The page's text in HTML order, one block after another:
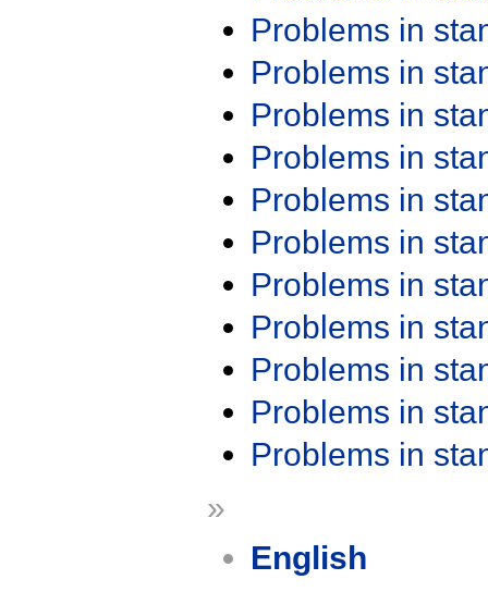
Problems in
Problems in
Problems in
Problems in
Problems in
Problems in
Problems in
Problems in
Problems in
Problems in
Problems in
»
English